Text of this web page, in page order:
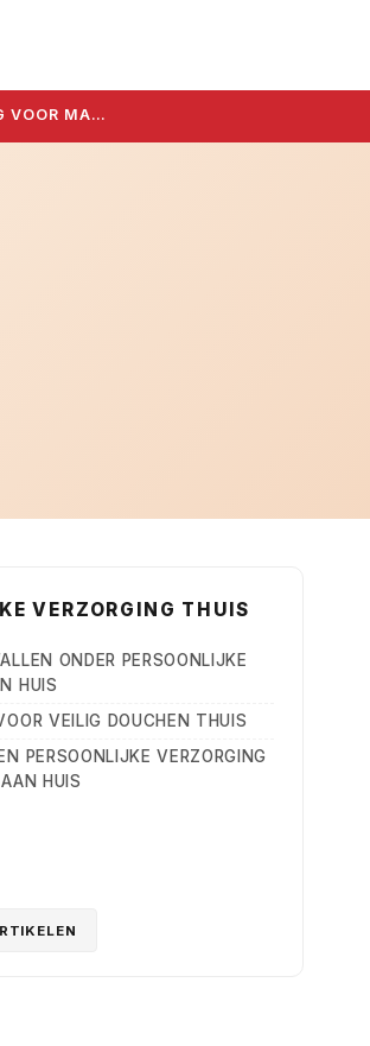
VOOR MA…
VERZORGING THUIS
ONDER PERSOONLIJKE
HUIS
VEILIG DOUCHEN THUIS
PERSOONLIJKE VERZORGING
HUIS